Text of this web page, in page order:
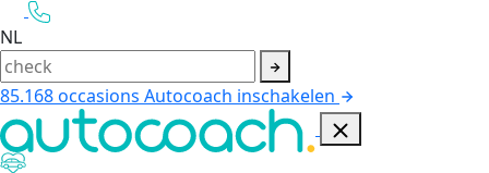
NL
85.168occasions Autocoach inschakelen